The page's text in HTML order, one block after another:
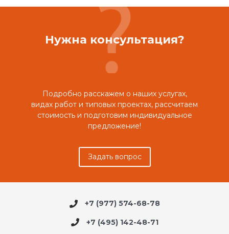
Нужна консультация?
Подробно расскажем о наших услугах,
видах работ и типовых проектах, рассчитаем
стоимость и подготовим индивидуальное
предложение!
Задать вопрос
+7 (977) 574-68-78
+7 (495) 142-48-71